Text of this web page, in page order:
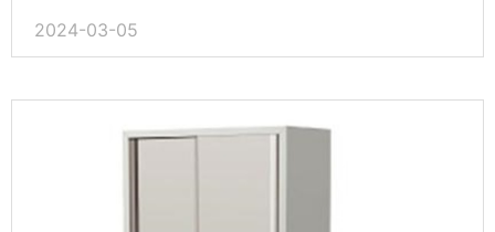
消毒，...
2024-03-05